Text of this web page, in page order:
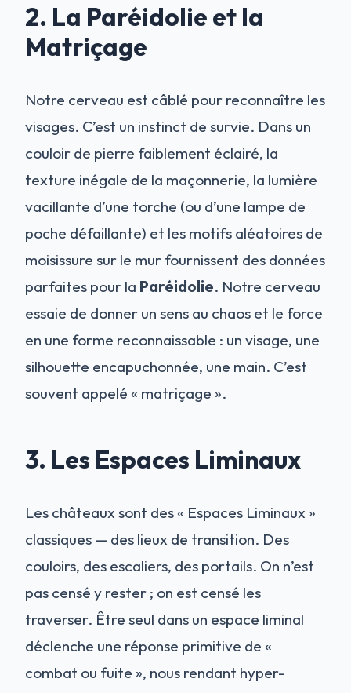
2. La Paréidolie et la
Matriçage
Notre cerveau est câblé pour reconnaître les
visages. C’est un instinct de survie. Dans un
couloir de pierre faiblement éclairé, la
texture inégale de la maçonnerie, la lumière
vacillante d’une torche (ou d’une lampe de
poche défaillante) et les motifs aléatoires de
moisissure sur le mur fournissent des données
parfaites pour la Paréidolie. Notre cerveau
essaie de donner un sens au chaos et le force
en une forme reconnaissable : un visage, une
silhouette encapuchonnée, une main. C’est
souvent appelé « matriçage ».
3. Les Espaces Liminaux
Les châteaux sont des « Espaces Liminaux »
classiques — des lieux de transition. Des
couloirs, des escaliers, des portails. On n’est
pas censé y rester ; on est censé les
traverser. Être seul dans un espace liminal
déclenche une réponse primitive de «
combat ou fuite », nous rendant hyper-